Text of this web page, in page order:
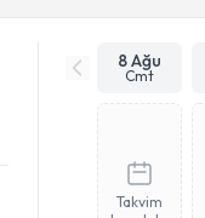
8 Ağu
Cmt
Takvim